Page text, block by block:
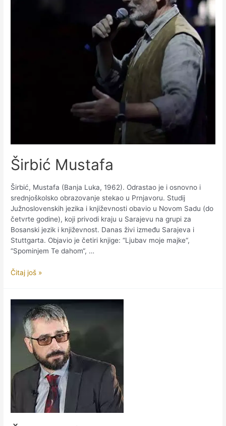
Širbić Mustafa
Širbić, Mustafa (Banja Luka, 1962). Odrastao je i osnovno i
srednjoškolsko obrazovanje stekao u Prnjavoru. Studij
Južnoslovenskih jezika i književnosti obavio u Novom Sadu (do
četvrte godine), koji privodi kraju u Sarajevu na grupi za
Bosanski jezik i književnost. Danas živi između Sarajeva i
Stuttgarta. Objavio je četiri knjige: “Ljubav moje majke“,
“Spominjem Te dahom“, …
Širbić
Čitaj još »